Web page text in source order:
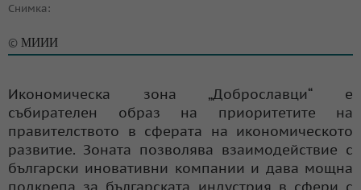
Снимка:
© МИИИ
Икономическа зона „Доброславци“ е
събирателен образ на приоритетите на
правителството в сферата на икономическото
развитие. Зоната позволява взаимодействие с
български иновативни компании и дава мощна